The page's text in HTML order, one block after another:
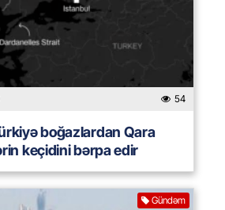
54
boğazlardan Qara
keçidini bərpa edir
Gündəm